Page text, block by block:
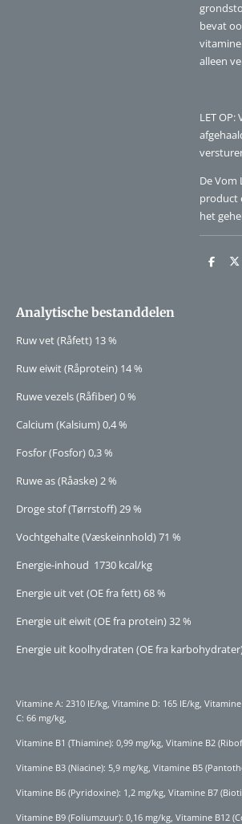
bevat
alleen
LET OP:
De Vom
product
het
D
D
Analytische bestanddelen
Ruw vet (Råfett) 13 %
Ruw eiwit (Råprotein) 14 %
Ruwe vezels (Råfiber) 0 %
Calcium (Kalsium) 0,4 %
Fosfor (Fosfor) 0,3 %
Ruwe as (Råaske) 2 %
Droge stof (Tørrstoff) 29 %
Vochtgehalte (Væskeinnhold) 71 %
Energie-inhoud 1730 kcal/kg
Energie uit vet (OE fra fett) 68 %
Energie uit eiwit (OE fra protein) 32 %
Energie uit koolhydraten (OE fra
Vitamine A: 2310 IE/kg, Vitamine D: 165 IE/kg,
C: 66 mg/kg,
Vitamine B1 (Thiamine): 0,99 mg/kg, Vitamine B2
Vitamine B3 (Niacine): 5,9 mg/kg, Vitamine B5
Vitamine B6 (Pyridoxine): 1,2 mg/kg, Vitamine B7
Vitamine B9 (Foliumzuur): 0,16 mg/kg, Vitamine B12